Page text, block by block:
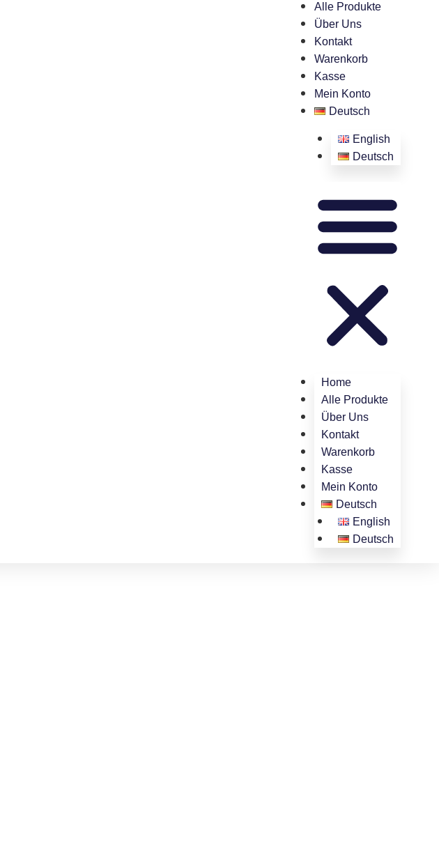
Alle Produkte
Über Uns
Kontakt
Warenkorb
Kasse
Mein Konto
Deutsch
English
Deutsch
Home
Alle Produkte
Über Uns
Kontakt
Warenkorb
Kasse
Mein Konto
Deutsch
English
Deutsch